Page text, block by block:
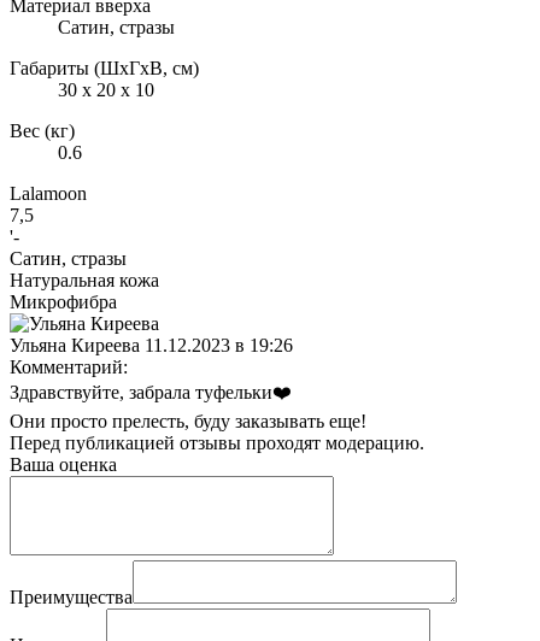
Материал вверха
Сатин, стразы
Габариты (ШxГxВ, см)
30 x 20 x 10
Вес (кг)
0.6
Lalamoon
7,5
'-
Сатин, стразы
Натуральная кожа
Микрофибра
Ульяна Киреева 11.12.2023 в 19:26
Комментарий:
Здравствуйте, забрала туфельки❤️
Они просто прелесть, буду заказывать еще!
Перед публикацией отзывы проходят модерацию.
Ваша оценка
Преимущества